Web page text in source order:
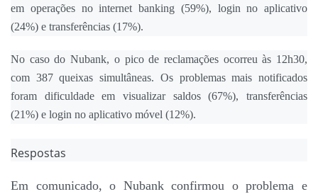
em operações no internet banking (59%), login no aplicativo
(24%) e transferências (17%).
No caso do Nubank, o pico de reclamações ocorreu às 12h30,
com 387 queixas simultâneas. Os problemas mais notificados
foram dificuldade em visualizar saldos (67%), transferências
(21%) e login no aplicativo móvel (12%).
Respostas
Em comunicado, o Nubank confirmou o problema e